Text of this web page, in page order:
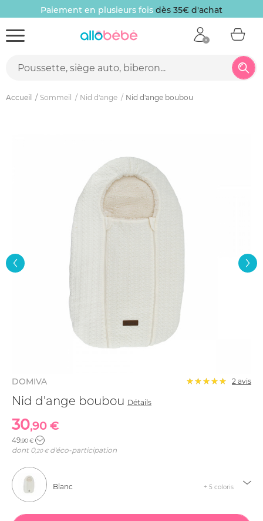
Paiement en plusieurs fois dès 35€ d'achat
Accueil Sommeil Nid d'ange Nid d'ange boubou
DOMIVA 2 avis
Nid d'ange boubou Détails
30,90 €
49,90 €
dont 0,20 €d'éco-participation
Blanc + 5 coloris